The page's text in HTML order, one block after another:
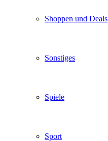
Shoppen und Deals
Sonstiges
Spiele
Sport